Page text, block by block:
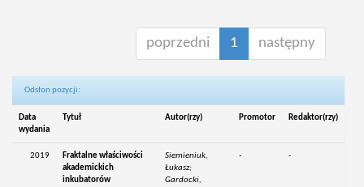
poprzedni 1 następny
Odsłon pozycji:
Data
wydania
Tytuł Autor(rzy) Promotor Redaktor(rzy)
2019
Fraktalne właściwości
akademickich
inkubatorów
Siemieniuk,
Łukasz;
Gardocki,
- -